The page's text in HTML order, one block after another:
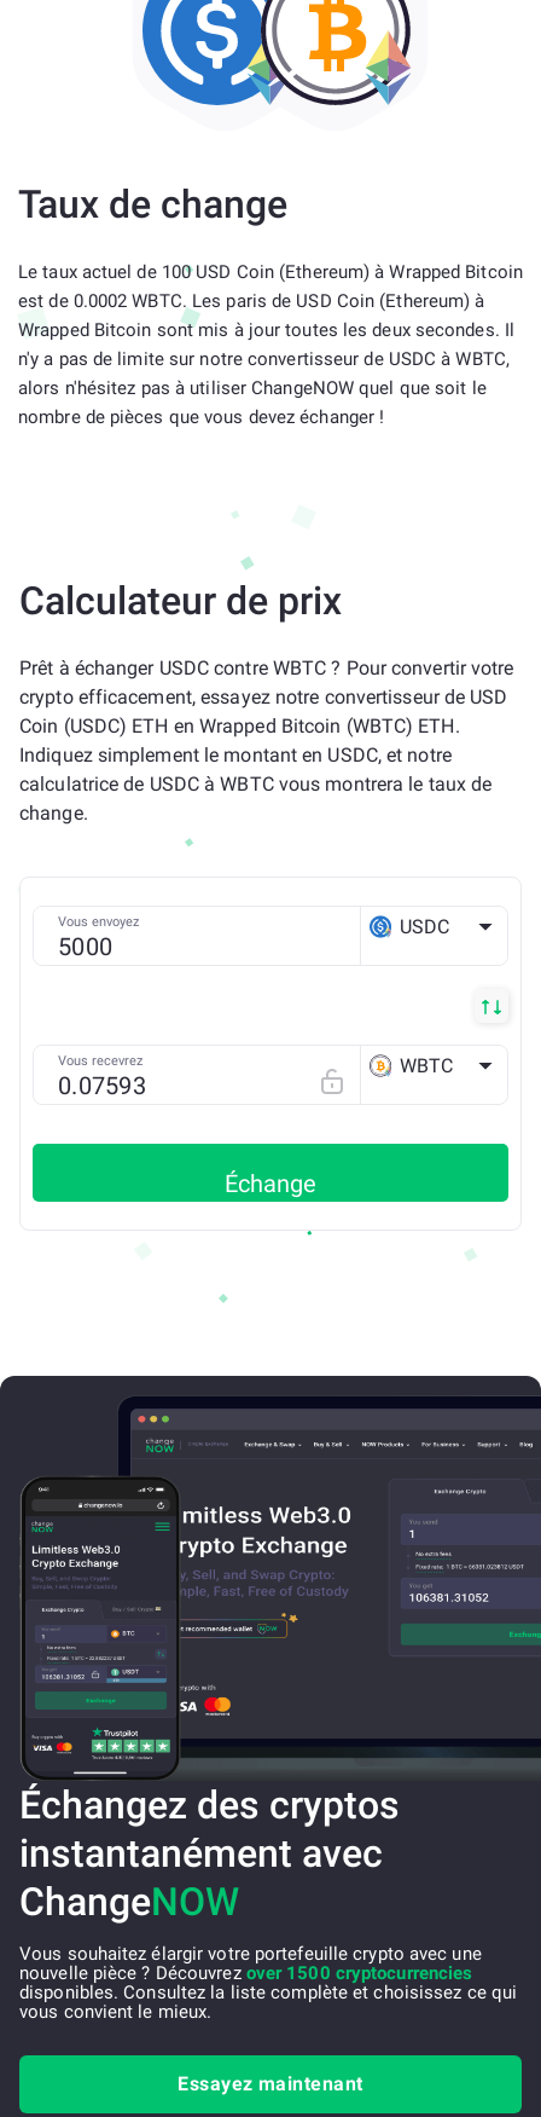
Taux de change
Le taux actuel de 100 USD Coin (Ethereum) à Wrapped Bitcoin
est de 0.0002 WBTC. Les paris de USD Coin (Ethereum) à
Wrapped Bitcoin sont mis à jour toutes les deux secondes. Il
n'y a pas de limite sur notre convertisseur de USDC à WBTC,
alors n'hésitez pas à utiliser ChangeNOW quel que soit le
nombre de pièces que vous devez échanger !
Calculateur de prix
Prêt à échanger USDC contre WBTC ? Pour convertir votre
crypto efficacement, essayez notre convertisseur de USD
Coin (USDC) ETH en Wrapped Bitcoin (WBTC) ETH.
Indiquez simplement le montant en USDC, et notre
calculatrice de USDC à WBTC vous montrera le taux de
change.
Vous envoyez USDC
Vous recevrez WBTC
Échange
Échangez des cryptos
instantanément avec
ChangeNOW
Vous souhaitez élargir votre portefeuille crypto avec une
nouvelle pièce ? Découvrez over 1500 cryptocurrencies
disponibles. Consultez la liste complète et choisissez ce qui
vous convient le mieux.
Essayez maintenant